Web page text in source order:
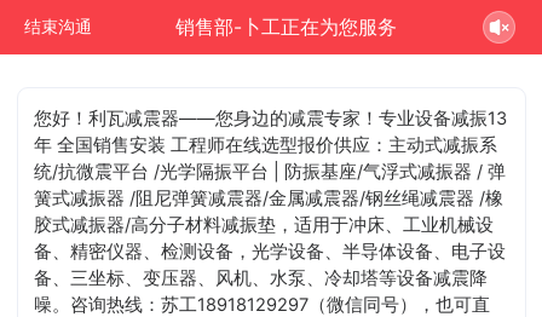
结束沟通 销售部-卜工正在为您服务
您好！利瓦减震器——您身边的减震专家！专业设备减振13
年 全国销售安装 工程师在线选型报价供应：主动式减振系
统/抗微震平台 /光学隔振平台 | 防振基座/气浮式减振器 / 弹
簧式减振器 /阻尼弹簧减震器/金属减震器/钢丝绳减震器 /橡
胶式减振器/高分子材料减振垫，适用于冲床、工业机械设
备、精密仪器、检测设备，光学设备、半导体设备、电子设
备、三坐标、变压器、风机、水泵、冷却塔等设备减震降
噪。咨询热线：苏工18918129297（微信同号），也可直